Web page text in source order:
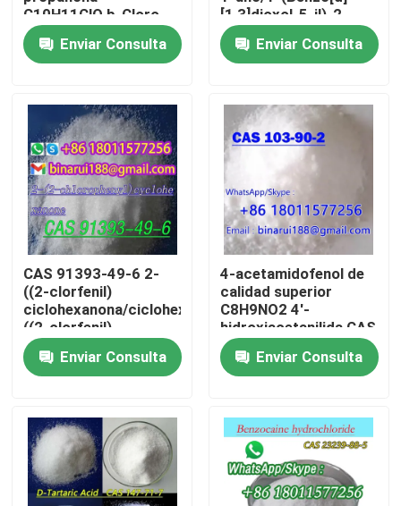
Productos
Los vídeos
Sobre nosotros
Recorrido por la fábrica
Control de calidad
Solicitar una cita
Materia prima de las sustancias químicas inorgánicas
intermedios químicos finos
C10H11ClO b-Cloro-
4-metilpropiophenona
Cas 69673-92-3
Enviar Consulta
[1,3]dioxol-5-il)-2-
bromopropano-1-uno
CAS 52190-28-0
Enviar Consulta
CAS 91393-49-6 2-
((2-clorfenil)
ciclohexanona/ciclohexanona,2-
((2-clorfenil)
Enviar Consulta
4-acetamidofenol de
calidad superior
C8H9NO2 4'-
hidroxiacetanilida CAS
103-90-2
Enviar Consulta